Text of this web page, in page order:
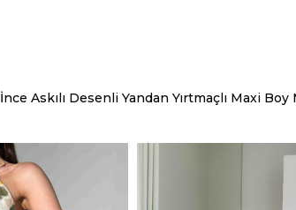
İnce Askılı Desenli Yandan Yırtmaçlı Maxi